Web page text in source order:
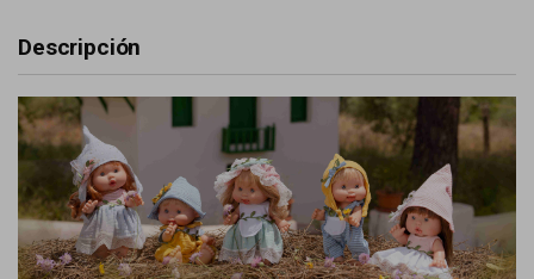
Descripción